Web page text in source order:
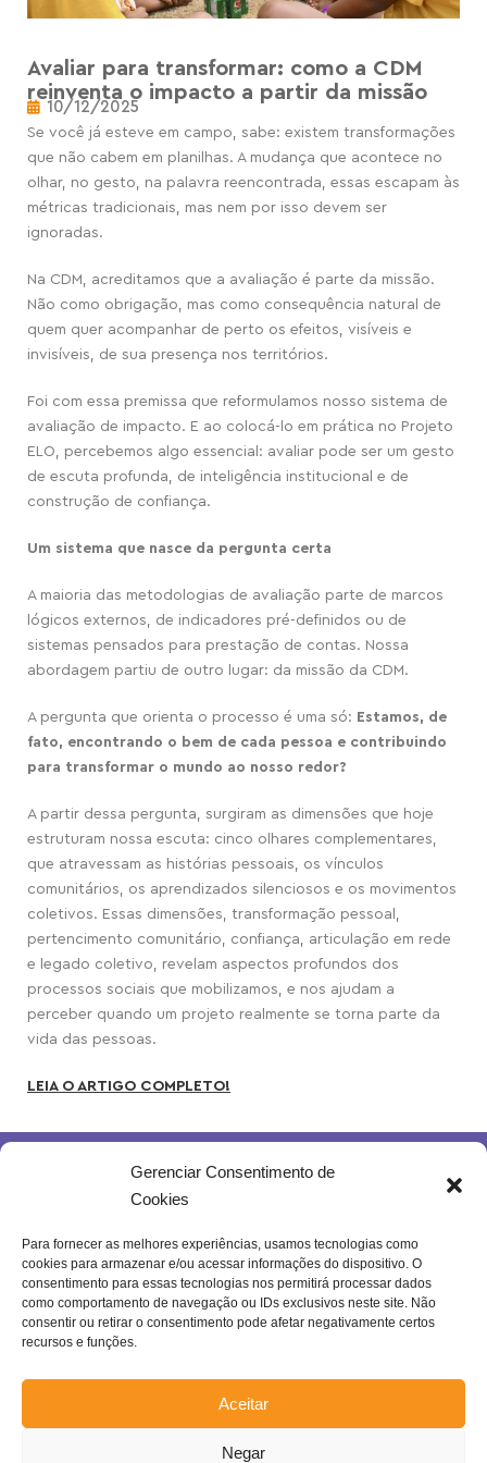
Gerenciar Consentimento de
Cookies
Para fornecer as melhores experiências, usamos tecnologias como
cookies para armazenar e/ou acessar informações do dispositivo. O
consentimento para essas tecnologias nos permitirá processar dados
como comportamento de navegação ou IDs exclusivos neste site. Não
consentir ou retirar o consentimento pode afetar negativamente certos
recursos e funções.
Aceitar
Negar
Avaliar para transformar: como a CDM
reinventa o impacto a partir da missão
10/12/2025
Se você já esteve em campo, sabe: existem transformações
que não cabem em planilhas. A mudança que acontece no
olhar, no gesto, na palavra reencontrada, essas escapam às
métricas tradicionais, mas nem por isso devem ser
ignoradas.
Na CDM, acreditamos que a avaliação é parte da missão.
Não como obrigação, mas como consequência natural de
quem quer acompanhar de perto os efeitos, visíveis e
invisíveis, de sua presença nos territórios.
Foi com essa premissa que reformulamos nosso sistema de
avaliação de impacto. E ao colocá-lo em prática no Projeto
ELO, percebemos algo essencial: avaliar pode ser um gesto
de escuta profunda, de inteligência institucional e de
construção de confiança.
Um sistema que nasce da pergunta certa
A maioria das metodologias de avaliação parte de marcos
lógicos externos, de indicadores pré-definidos ou de
sistemas pensados para prestação de contas. Nossa
abordagem partiu de outro lugar: da missão da CDM.
A pergunta que orienta o processo é uma só: Estamos, de
fato, encontrando o bem de cada pessoa e contribuindo
para transformar o mundo ao nosso redor?
A partir dessa pergunta, surgiram as dimensões que hoje
estruturam nossa escuta: cinco olhares complementares,
que atravessam as histórias pessoais, os vínculos
comunitários, os aprendizados silenciosos e os movimentos
coletivos. Essas dimensões, transformação pessoal,
pertencimento comunitário, confiança, articulação em rede
e legado coletivo, revelam aspectos profundos dos
processos sociais que mobilizamos, e nos ajudam a
perceber quando um projeto realmente se torna parte da
vida das pessoas.
LEIA O ARTIGO COMPLETO!
Rua Joventina da Rocha, 289 – Heliópolis
Belo Horizonte – MG | Brasil.
Se inscreva na nossa newsletter!
Enviar